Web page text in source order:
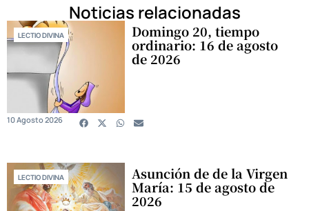
Noticias relacionadas
LECTIO DIVINA Domingo 20, tiempo
ordinario: 16 de agosto
de 2026
10 Agosto 2026
LECTIO DIVINA Asunción de de la Virgen
María: 15 de agosto de
2026